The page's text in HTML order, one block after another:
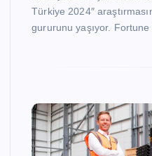
Türkiye 2024″
gururunu yaşıyor.